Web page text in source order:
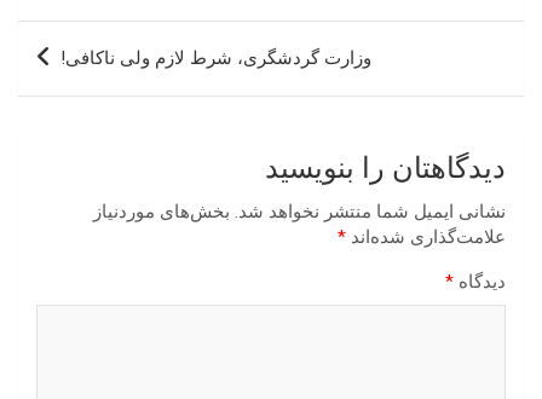
وزارت گردشگری، شرط لازم ولی ناکافی!
دیدگاهتان را بنویسید
نشانی ایمیل شما منتشر نخواهد شد. بخش‌های موردنیاز
علامت‌گذاری شده‌اند *
دیدگاه *